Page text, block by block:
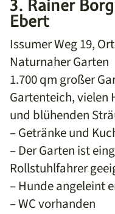
3. Rainer
Ebert
Issumer Weg 19,
Naturnaher Garten
1.700 qm großer
Gartenteich, vielen
und blühenden
– Getränke und
– Der Garten ist
Rollstuhlfahrer
– Hunde angeleint
– WC vorhanden